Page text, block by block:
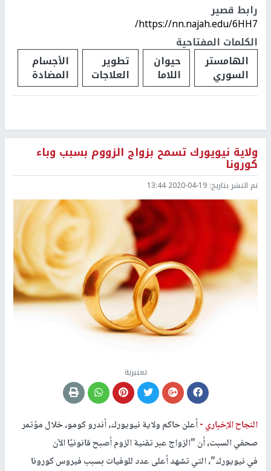
رابط قصير
https://nn.najah.edu/6HH7/
الكلمات المفتاحية
الهامستر
السوري
حيوان
اللاما
تطوير
العلاجات
الأجسام
المضادة
ولاية نيويورك تسمح بزواج الزووم بسبب وباء
كورونا
تم النشر بتاريخ: 2020-04-19 13:44
تعبيرية
النجاح الإخباري -أعلن حاكم ولاية نيويورك، أندرو كومو، خلال مؤتمر
صحفي السبت، أن "الزواج عبر تقنية الزوم أصبح قانونيًا الآن
في نيويورك"، التي تشهد أعلى عدد للوفيات بسبب فيروس كورونا